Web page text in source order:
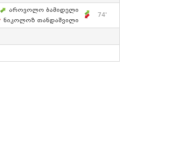
Აროვოლო Ბამიდელი
Ნიკოლოზ Თანდაშვილი
74'